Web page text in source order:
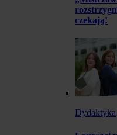
czekają!
Dydaktyka